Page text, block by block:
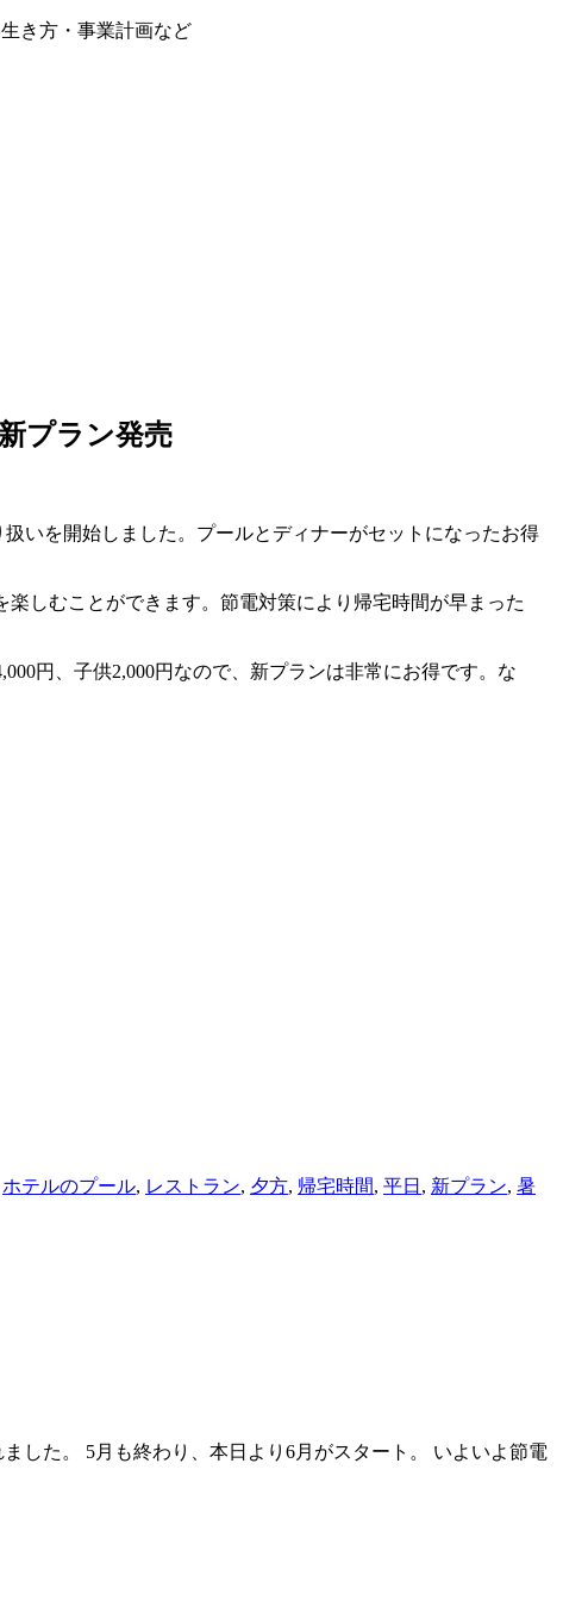
き方・事業計画など
プラン発売
いを開始しました。プールとディナーがセットになったお得
しむことができます。節電対策により帰宅時間が早まった
円、子供2,000円なので、新プランは非常にお得です。な
ホテルのプール, レストラン, 夕方, 帰宅時間, 平日 , 新プラン, 暑
した。 5月も終わり、本日より6月がスタート。 いよいよ節電